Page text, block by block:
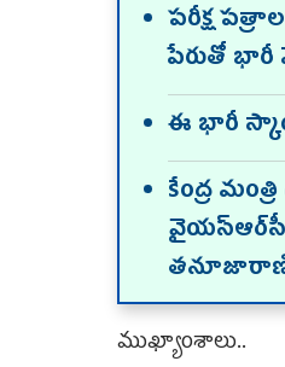
పరీక్ష
పేరుతో
ఈ భారీ
కేంద్ర
ముఖ్యాంశాలు..